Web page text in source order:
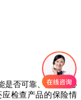
否可靠、灵活。必
检查产品的保险情